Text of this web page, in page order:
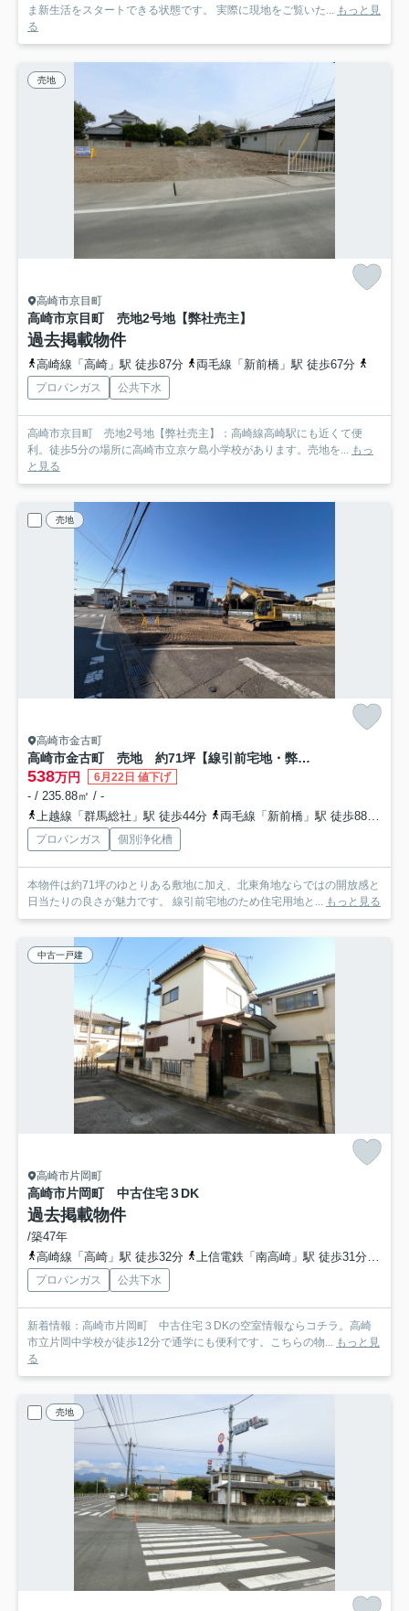
ま新生活をスタートできる状態です。 実際に現地をご覧いた...
もっと見
る
売地
高崎市京目町
高崎市京目町 売地2号地【弊社売主】
過去掲載物件
高崎線「高崎」駅 徒歩87分 両毛線「新前橋」駅 徒歩67分
プロパンガス 公共下水
高崎市京目町 売地2号地【弊社売主】：高崎線高崎駅にも近くて便
利。徒歩5分の場所に高崎市立京ケ島小学校があります。売地を...
もっ
と見る
売地
高崎市金古町
高崎市金古町 売地 約71坪【線引前宅地・弊社売主】
538万円 6月22日 値下げ
- / 235.88㎡ / -
上越線「群馬総社」駅 徒歩44分
両毛線「新前橋」駅 徒歩88分
プロパンガス 個別浄化槽
本物件は約71坪のゆとりある敷地に加え、北東角地ならではの開放感と
日当たりの良さが魅力です。 線引前宅地のため住宅用地と...
もっと見る
中古一戸建
高崎市片岡町
高崎市片岡町 中古住宅３DK
過去掲載物件
/築47年
高崎線「高崎」駅 徒歩32分
上信電鉄「南高崎」駅 徒歩31分
プロパンガス 公共下水
新着情報：高崎市片岡町 中古住宅３DKの空室情報ならコチラ。高崎
市立片岡中学校が徒歩12分で通学にも便利です。こちらの物...
もっと見
る
売地